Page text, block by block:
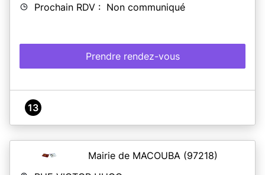
Prochain RDV : Non communiqué
Prendre rendez-vous
13
Mairie de MACOUBA (97218)